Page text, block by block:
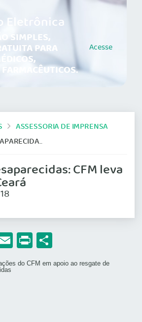
Eletrônica
SIMPLES,
PARA Acesse
ASSESSORIA DE IMPRENSA
DEBATE AO CEARÁ
CFM leva
Email
Print